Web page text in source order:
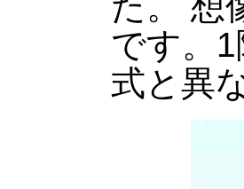
です。
式と異